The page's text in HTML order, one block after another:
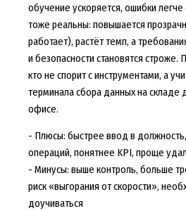
обучение ускоряется, ошибки
тоже реальны: повышается
работает), растёт темп, а
и безопасности становятся
кто не спорит с инструментами, а
терминала сбора данных на
офисе.
- Плюсы: быстрее ввод в
операций, понятнее KPI, проще
- Минусы: выше контроль, больше
риск «выгорания от скорости»,
доучиваться